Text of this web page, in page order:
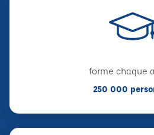
forme chaque
250 000